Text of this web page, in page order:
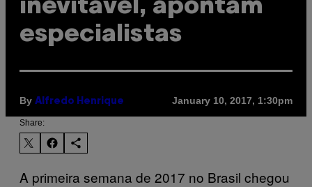
inevitável, apontam
especialistas
By Alfredo Henrique January 10, 2017, 1:30pm
Share:
A primeira semana de 2017 no Brasil chegou